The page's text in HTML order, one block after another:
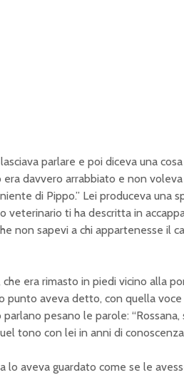
parlare e poi diceva una cosa
era davvero arrabbiato e non voleva
di Pippo.” Lei produceva una
veterinario ti ha descritta in
non sapevi a chi appartenesse il
che era rimasto in piedi vicino alla
punto aveva detto, con quella voce
parlano pesano le parole: “Rossana,
tono con lei in anni di
lo aveva guardato come se le